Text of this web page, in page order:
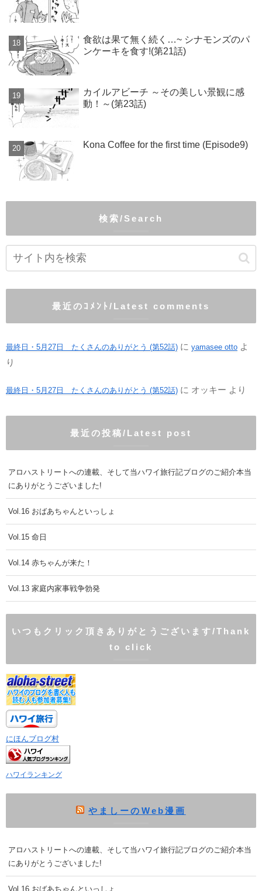
食欲は果て無く続く…~ シナモンズのパ
ンケーキを食す!(第21話)
カイルアビーチ ～その美しい景観に感
動！～(第23話)
Kona Coffee for the first time (Episode9)
検索/Search
最近のｺﾒﾝﾄ/Latest comments
最終日・5月27日 たくさんのありがとう (第52話) に yamasee otto よ
り
最終日・5月27日 たくさんのありがとう (第52話) に オッキー より
最近の投稿/Latest post
アロハストリートへの連載、そして当ハワイ旅行記ブログのご紹介本当
にありがとうございました!
Vol.16 おばあちゃんといっしょ
Vol.15 命日
Vol.14 赤ちゃんが来た！
Vol.13 家庭内家事戦争勃発
いつもクリック頂きありがとうございます/Thank
to click
にほんブログ村
ハワイランキング
やましーのWeb漫画
アロハストリートへの連載、そして当ハワイ旅行記ブログのご紹介本当
にありがとうございました!
Vol.16 おばあちゃんといっしょ